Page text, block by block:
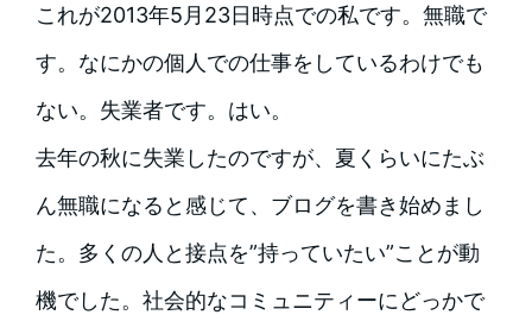
これが2013年5月23日時点での私です。無職で
す。なにかの個人での仕事をしているわけでも
ない。失業者です。はい。
去年の秋に失業したのですが、夏くらいにたぶ
ん無職になると感じて、ブログを書き始めまし
た。多くの人と接点を”持っていたい”ことが動
機でした。社会的なコミュニティーにどっかで